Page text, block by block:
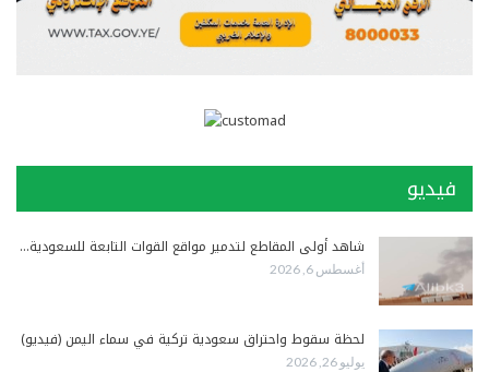
فيديو
شاهد أولى المقاطع لتدمير مواقع القوات التابعة للسعودية…
أغسطس 6, 2026
لحظة سقوط واحتراق سعودية تركية في سماء اليمن (فيديو)
يوليو 26, 2026